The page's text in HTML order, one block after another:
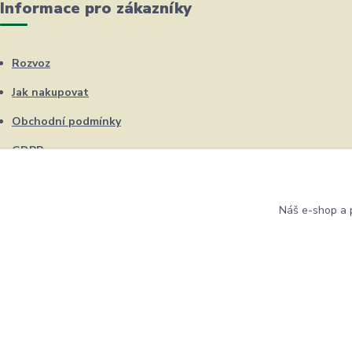
Informace pro zákazníky
Rozvoz
Jak nakupovat
Obchodní podmínky
GDPR
Náš e-shop a